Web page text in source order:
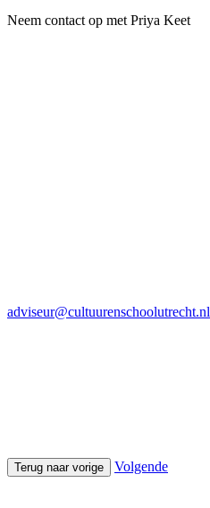
Neem contact op met Priya Keet
adviseur@cultuurenschoolutrecht.nl
Terug naar vorige Volgende